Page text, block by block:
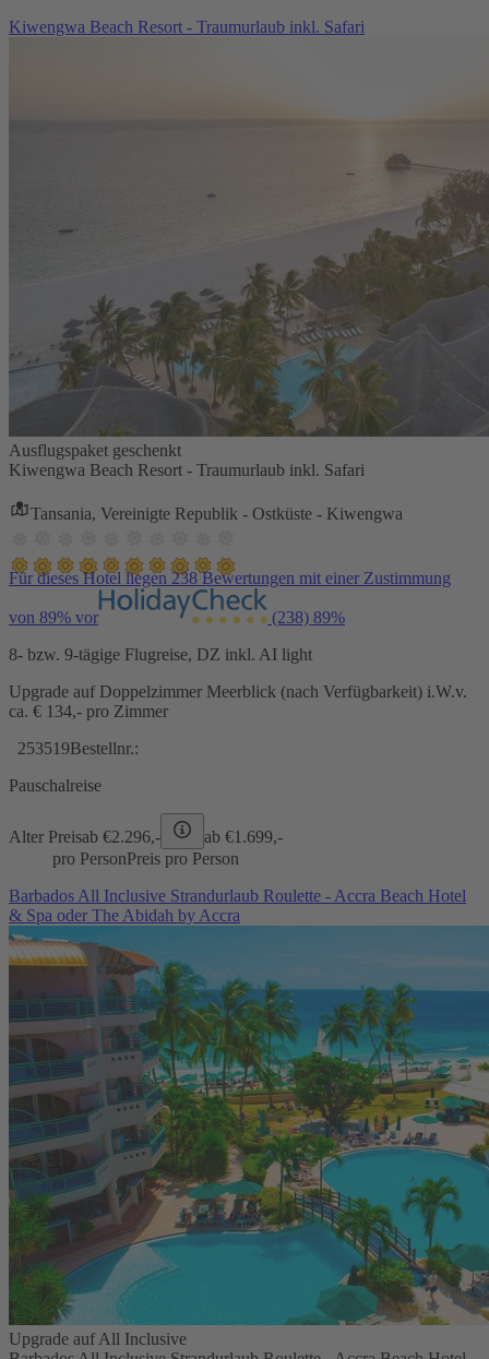
Kiwengwa Beach Resort - Traumurlaub inkl. Safari
Ausflugspaket geschenkt
Kiwengwa Beach Resort - Traumurlaub inkl. Safari
Tansania, Vereinigte Republik - Ostküste - Kiwengwa
Für dieses Hotel liegen 238 Bewertungen mit einer Zustimmung
von 89% vor (238) 89%
8- bzw. 9-tägige Flugreise, DZ inkl. AI light
Upgrade auf Doppelzimmer Meerblick (nach Verfügbarkeit) i.W.v.
ca. € 134,- pro Zimmer
253519Bestellnr.:
Pauschalreise
Alter Preisab €2.296,- ab €1.699,-
pro PersonPreis pro Person
Barbados All Inclusive Strandurlaub Roulette - Accra Beach Hotel
& Spa oder The Abidah by Accra
Upgrade auf All Inclusive